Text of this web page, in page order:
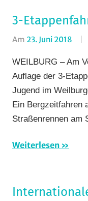
3-
Am 23. Juni 2018
WEILBURG – Am
Auflage der 3-
Jugend im
Ein Bergzeitfahren
Straßenrennen am
Weiterlesen